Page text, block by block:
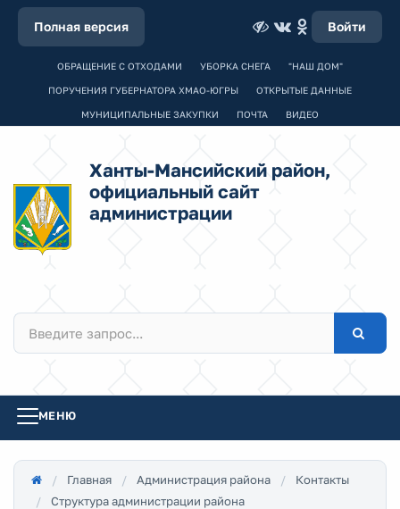
Полная версия Войти
ОБРАЩЕНИЕ С ОТХОДАМИ УБОРКА СНЕГА "НАШ ДОМ"
ПОРУЧЕНИЯ ГУБЕРНАТОРА ХМАО-ЮГРЫ ОТКРЫТЫЕ ДАННЫЕ
МУНИЦИПАЛЬНЫЕ ЗАКУПКИ ПОЧТА ВИДЕО
Ханты-Мансийский район,
официальный сайт
администрации
МЕНЮ
Главная Администрация района
Контакты
Структура администрации района